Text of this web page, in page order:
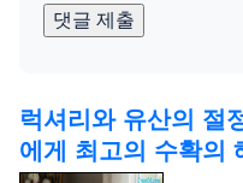
댓글 제출
럭셔리와 유산의 절
에게 최고의 수확의